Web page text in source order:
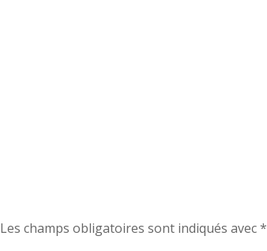
Les champs obligatoires sont indiqués avec*